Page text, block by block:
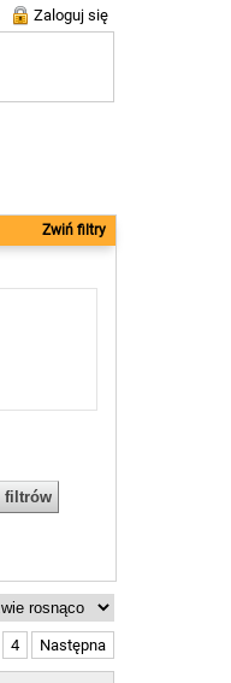
Zaloguj się
Zwiń filtry
4 Następna